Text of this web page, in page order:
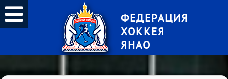
ФЕДЕРАЦИЯ
ХОККЕЯ
ЯНАО